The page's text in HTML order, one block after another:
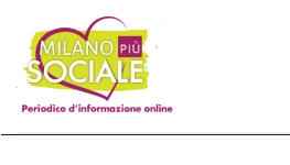
Skip to main content